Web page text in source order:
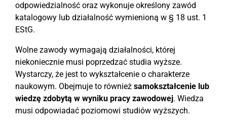
odpowiedzialność oraz wykonuje określony zawód
katalogowy lub działalność wymienioną w § 18 ust. 1
EStG.
Wolne zawody wymagają działalności, której
niekoniecznie musi poprzedzać studia wyższe.
Wystarczy, że jest to wykształcenie o charakterze
naukowym. Obejmuje to również samokształcenie lub
wiedzę zdobytą w wyniku pracy zawodowej. Wiedza
musi odpowiadać poziomowi studiów wyższych.